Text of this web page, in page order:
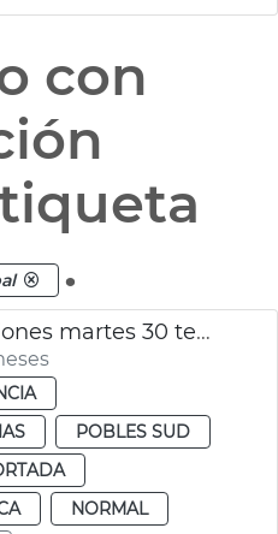
con
.
Balance de actuaciones martes 30 temporal lluvia
POBLES SUD
NORMAL